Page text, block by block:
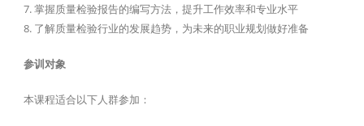
7. 掌握质量检验报告的编写方法，提升工作效率和专业水平
8. 了解质量检验行业的发展趋势，为未来的职业规划做好准备
参训对象
本课程适合以下人群参加：